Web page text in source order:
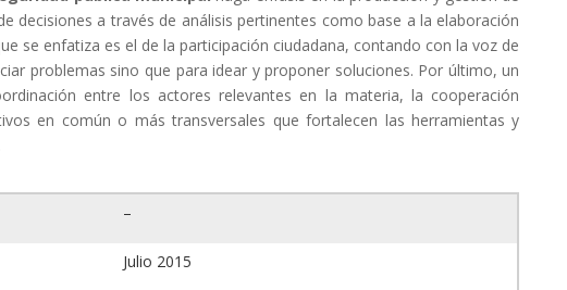
decisiones a través de análisis pertinentes como base a la elaboración
se enfatiza es el de la participación ciudadana, contando con la voz de
problemas sino que para idear y proponer soluciones. Por último, un
entre los actores relevantes en la materia, la cooperación
en común o más transversales que fortalecen las herramientas y
–
Julio 2015